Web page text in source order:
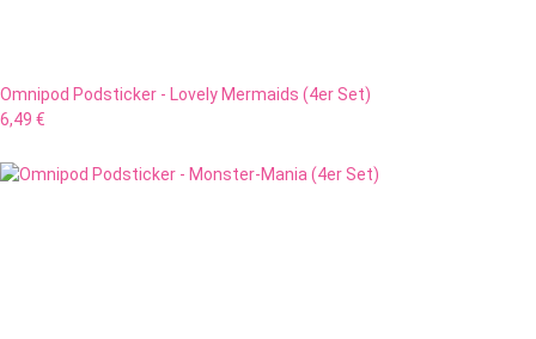
Omnipod Podsticker - Lovely Mermaids (4er Set)
6,49 €